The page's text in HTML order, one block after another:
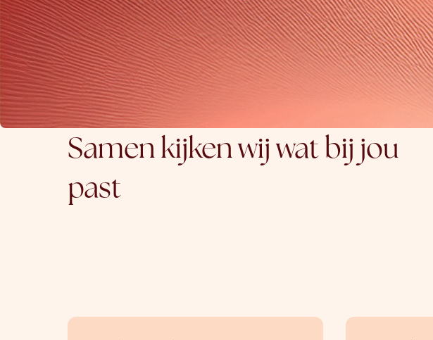
Samen kijken wij wat bij jou
past